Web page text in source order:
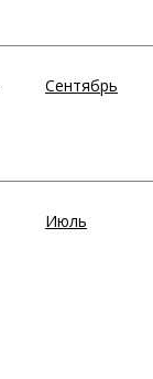
Сентябрь
Июль